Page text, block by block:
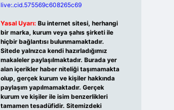
live:.cid.575569c608265c69
Yasal Uyarı: Bu internet sitesi, herhangi
bir marka, kurum veya şahıs şirketi ile
hiçbir bağlantısı bulunmamaktadır.
Sitede yalnızca kendi hazırladığımız
makaleler paylaşılmaktadır. Burada yer
alan içerikler haber niteliği taşımamakta
olup, gerçek kurum ve kişiler hakkında
paylaşım yapılmamaktadır. Gerçek
kurum ve kişiler ile isim benzerlikleri
tamamen tesadüfidir. Sitemizdeki